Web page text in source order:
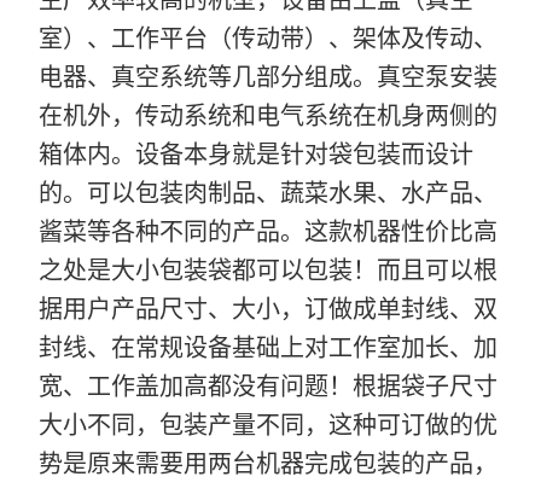
室）、工作平台（传动带）、架体及传动、
电器、真空系统等几部分组成。真空泵安装
在机外，传动系统和电气系统在机身两侧的
箱体内。设备本身就是针对袋包装而设计
的。可以包装肉制品、蔬菜水果、水产品、
酱菜等各种不同的产品。这款机器性价比高
之处是大小包装袋都可以包装！而且可以根
据用户产品尺寸、大小，订做成单封线、双
封线、在常规设备基础上对工作室加长、加
宽、工作盖加高都没有问题！根据袋子尺寸
大小不同，包装产量不同， 这种可订做的优
势是原来需要用两台机器完成包装的产品，